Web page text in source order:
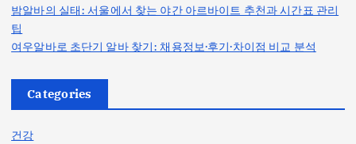
밤알바의 실태: 서울에서 찾는 야간 아르바이트 추천과 시간표 관리
팁
여우알바로 초단기 알바 찾기: 채용정보·후기·차이점 비교 분석
Categories
건강